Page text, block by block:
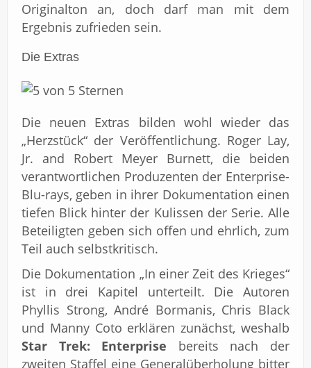
Originalton an, doch darf man mit dem
Ergebnis zufrieden sein.
Die Extras
Die neuen Extras bilden wohl wieder das
„Herzstück“ der Veröffentlichung. Roger Lay,
Jr. and Robert Meyer Burnett, die beiden
verantwortlichen Produzenten der Enterprise-
Blu-rays, geben in ihrer Dokumentation einen
tiefen Blick hinter der Kulissen der Serie. Alle
Beteiligten geben sich offen und ehrlich, zum
Teil auch selbstkritisch.
Die Dokumentation „In einer Zeit des Krieges“
ist in drei Kapitel unterteilt. Die Autoren
Phyllis Strong, André Bormanis, Chris Black
und Manny Coto erklären zunächst, weshalb
Star Trek: Enterprise bereits nach der
zweiten Staffel eine Generalüberholung bitter